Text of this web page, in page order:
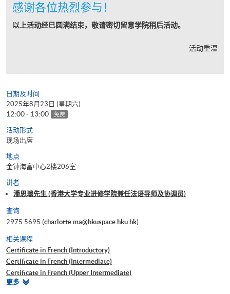
感谢各位热烈参与！
以上活动经已圆满结束，敬请密切留意学院稍后活动。
活动重温
日期及时间
2025年8月23日 (星期六)
12:00 - 13:00 免费
活动形式
现场出席
地点
金钟海富中心2楼206室
讲者
潘思璁先生 (香港大学专业进修学院兼任法语导师及协调员)
查询
2975 5695 (charlotte.ma@hkuspace.hku.hk)
相关课程
Certificate in French (Introductory)
Certificate in French (Intermediate)
Certificate in French (Upper Intermediate)
Certificate in French (Advanced)
更多相